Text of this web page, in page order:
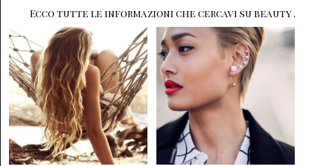
Ecco tutte le informazioni che cercavi su beauty .